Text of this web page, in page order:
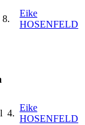
8.
Eike
HOSENFELD
4.
Eike
HOSENFELD